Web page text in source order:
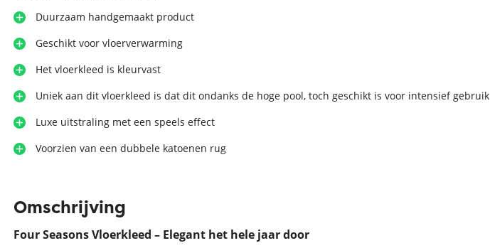
Duurzaam handgemaakt product
Geschikt voor vloerverwarming
Het vloerkleed is kleurvast
Uniek aan dit vloerkleed is dat dit ondanks de hoge pool, toch geschikt is voor intensief gebruik
Luxe uitstraling met een speels effect
Voorzien van een dubbele katoenen rug
Omschrijving
Four Seasons Vloerkleed – Elegant het hele jaar door